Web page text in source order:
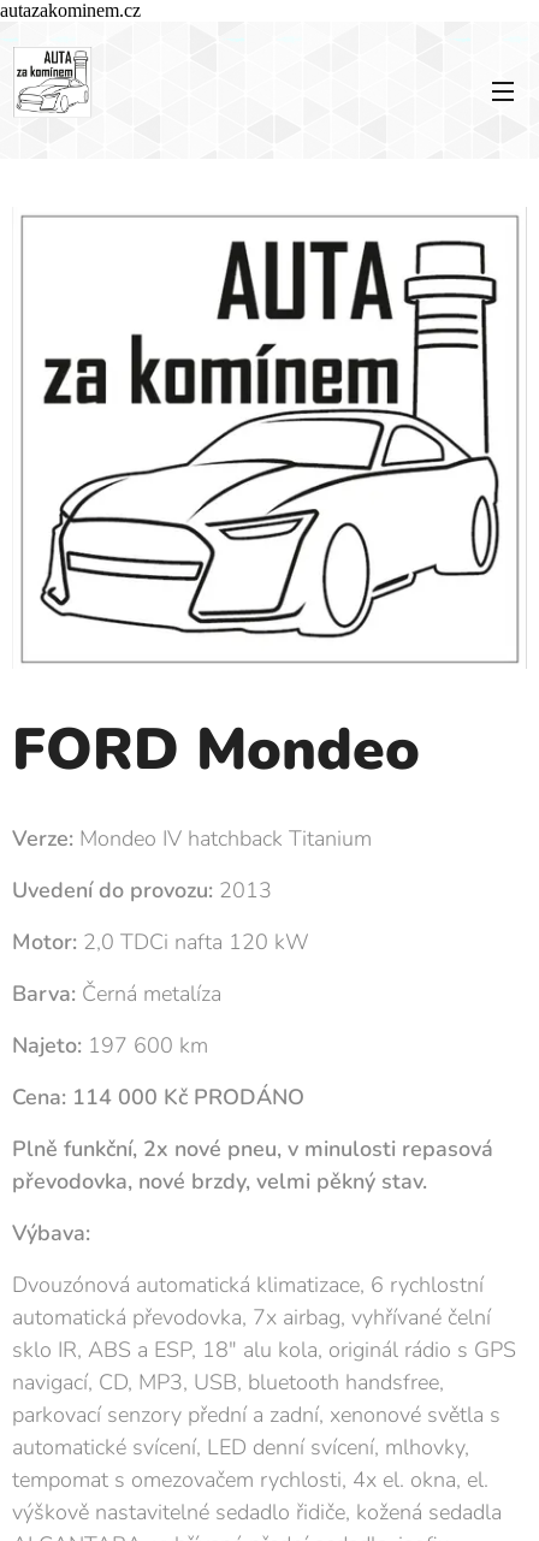
autazakominem.cz
FORD Mondeo
Verze: Mondeo IV hatchback Titanium
Uvedení do provozu: 2013
Motor: 2,0 TDCi nafta 120 kW
Barva: Černá metalíza
Najeto: 197 600 km
Cena: 114 000 Kč PRODÁNO
Plně funkční, 2x nové pneu, v minulosti repasová
převodovka, nové brzdy, velmi pěkný stav.
Výbava:
Dvouzónová automatická klimatizace, 6 rychlostní
automatická převodovka, 7x airbag, vyhřívané čelní
sklo IR, ABS a ESP, 18" alu kola, originál rádio s GPS
navigací, CD, MP3, USB, bluetooth handsfree,
parkovací senzory přední a zadní, xenonové světla s
automatické svícení, LED denní svícení, mlhovky,
tempomat s omezovačem rychlosti, 4x el. okna, el.
výškově nastavitelné sedadlo řidiče, kožená sedadla